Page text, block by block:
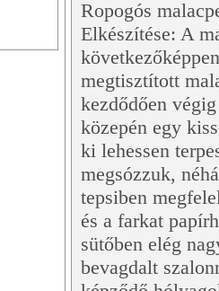
Ropogós
Elkészítése: A
megtisztított
kezdődően
közepén egy
ki lehessen
megsózzuk,
tepsiben
és a farkat
sütőben elég
bevagdalt